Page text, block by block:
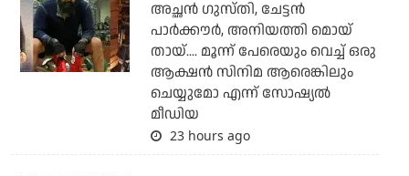
അച്ഛന്‍ ഗുസ്തി, ചേട്ടന്‍
പാര്‍ക്കൗര്‍, അനിയത്തി മൊയ്
തായ്.... മൂന്ന് പേരെയും വെച്ച് ഒരു
ആക്ഷന്‍ സിനിമ ആരെങ്കിലും
ചെയ്യുമോ എന്ന് സോഷ്യല്‍
മീഡിയ
23 hours ago